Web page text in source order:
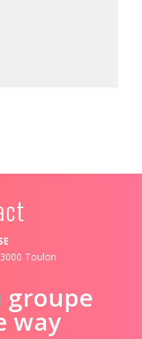
Toulon
groupe
way